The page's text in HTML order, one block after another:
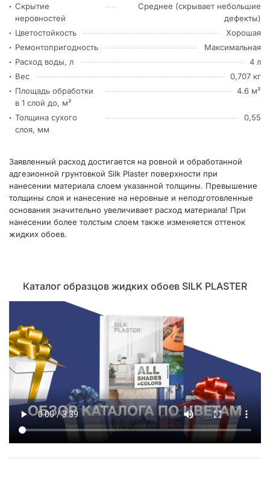
Скрытие
неровностей
Среднее (скрывает небольшие
дефекты)
Цветостойкость
Хорошая
Ремонтопригодность
Максимальная
Расход воды, л
4 л
Вес
0,707 кг
Площадь обработки
в 1 слой до, м²
4.6 м²
Толщина сухого
слоя, мм
0,55
Заявленный расход достигается на ровной и обработанной
адгезионной грунтовкой Silk Plaster поверхности при
нанесении материала слоем указанной толщины. Превышение
толщины слоя и нанесение на неровные и неподготовленные
основания значительно увеличивает расход материала! При
нанесении более толстым слоем также изменяется оттенок
жидких обоев.
Каталог образцов жидких обоев SILK PLASTER